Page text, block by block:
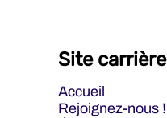
Site carrière
Accueil
Rejoignez-nous !